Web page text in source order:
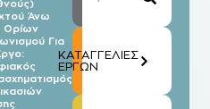
Άνω
Ορίων
Για
ΚΑΤΑΓΓΕΛΙΕΣ
ΕΡΓΩΝ